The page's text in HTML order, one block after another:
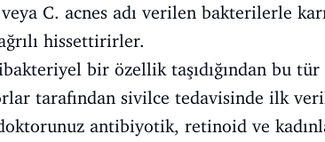
C. acnes adı verilen bakterilerle
hissettirirler.
bir özellik taşıdığından bu
tarafından sivilce tedavisinde ilk
antibiyotik, retinoid ve